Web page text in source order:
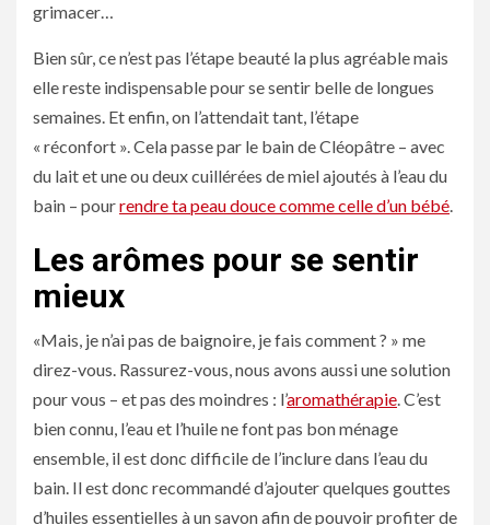
grimacer…
Bien sûr, ce n’est pas l’étape beauté la plus agréable mais
elle reste indispensable pour se sentir belle de longues
semaines. Et enfin, on l’attendait tant, l’étape
« réconfort ». Cela passe par le bain de Cléopâtre – avec
du lait et une ou deux cuillérées de miel ajoutés à l’eau du
bain – pourrendre ta peau douce comme celle d’un bébé.
Les arômes pour se sentir
mieux
«Mais, je n’ai pas de baignoire, je fais comment ? » me
direz-vous. Rassurez-vous, nous avons aussi une solution
pour vous – et pas des moindres : l’aromathérapie. C’est
bien connu, l’eau et l’huile ne font pas bon ménage
ensemble, il est donc difficile de l’inclure dans l’eau du
bain. Il est donc recommandé d’ajouter quelques gouttes
d’huiles essentielles à un savon afin de pouvoir profiter de